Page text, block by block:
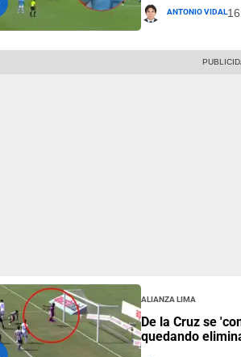
Antonio Vidal
Alianza Lima
De la Cruz se
quedando